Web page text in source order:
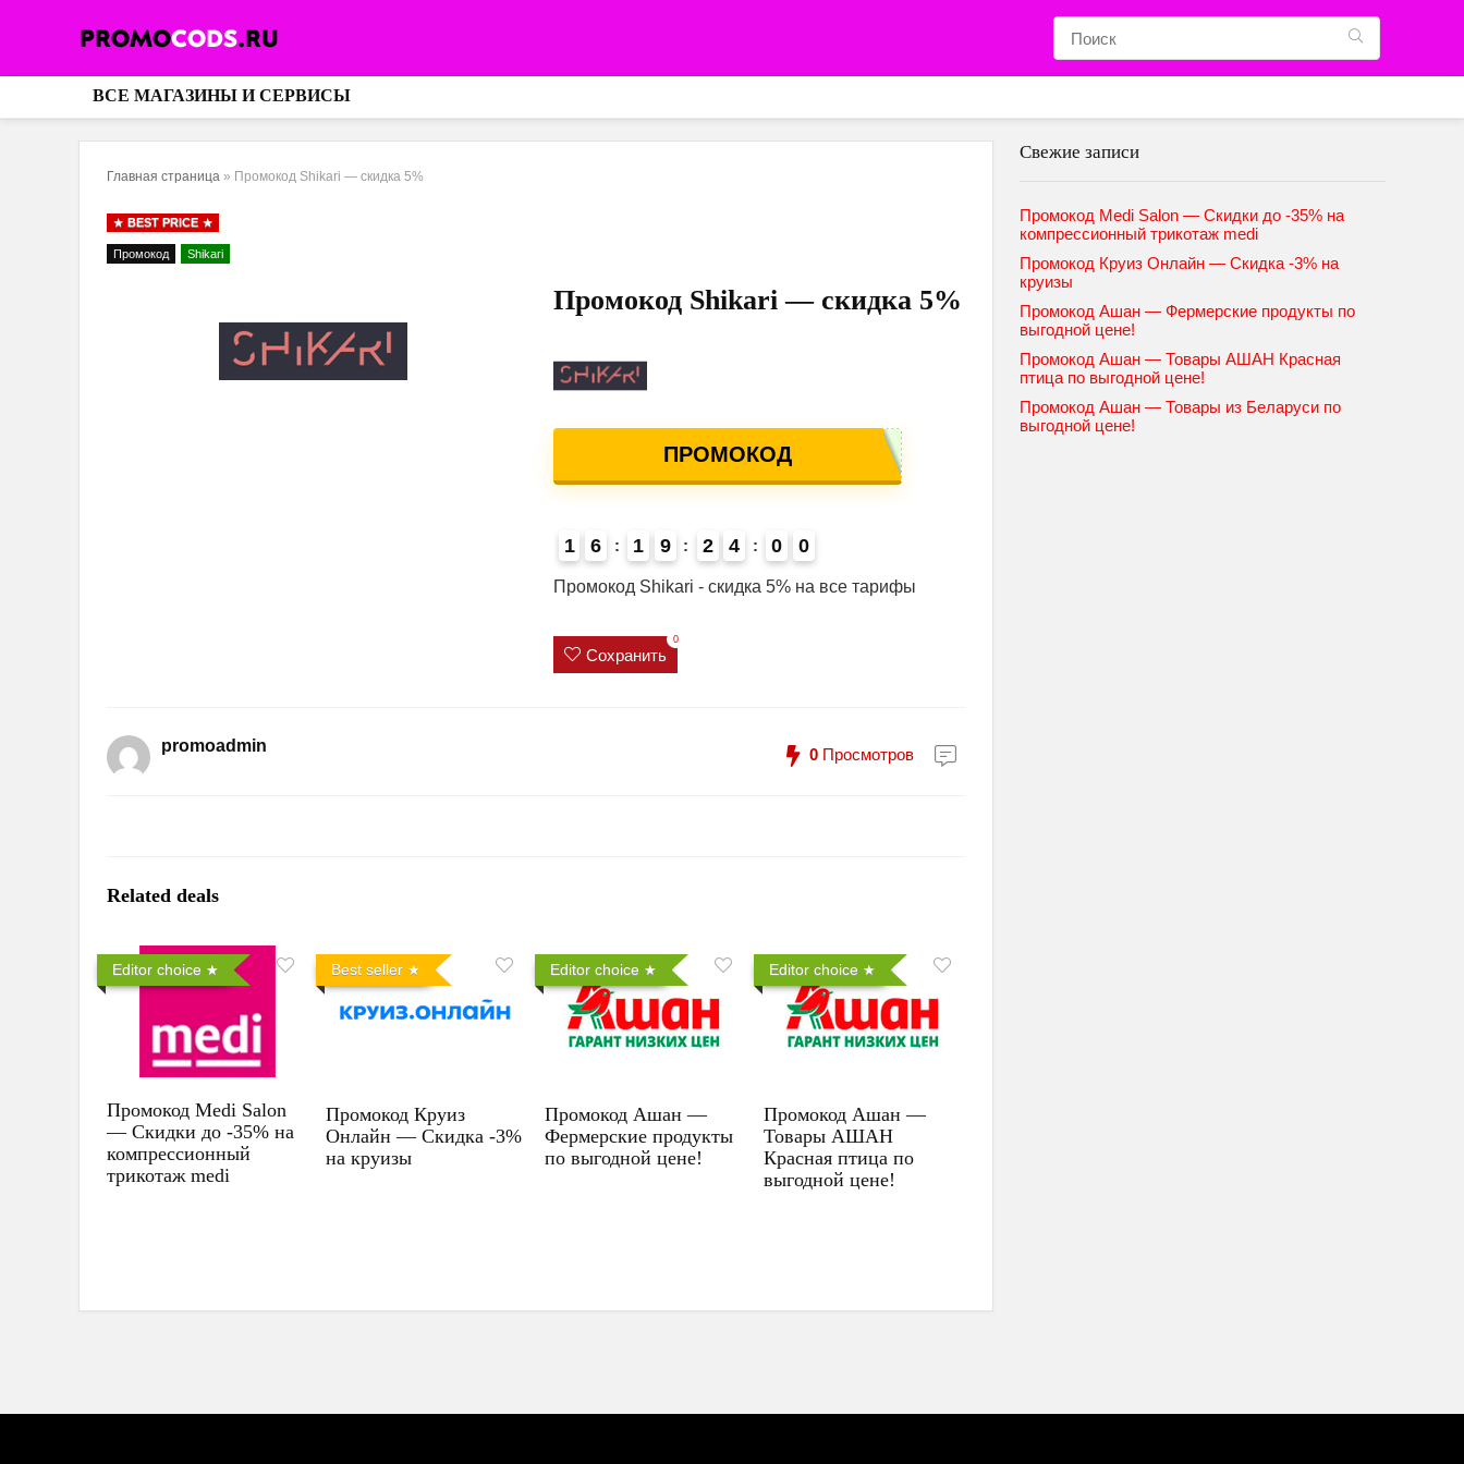
ВСЕ МАГАЗИНЫ И СЕРВИСЫ
Главная страница » Промокод Shikari — скидка 5%
BEST PRICE
Промокод Shikari
Промокод Shikari — скидка 5%
ПРОМОКОД
1
4
6 1 9 2 4 0 0
Промокод Shikari - скидка 5% на все тарифы
Сохранить
0
promoadmin 0 Просмотров
Related deals
Editor choice
Промокод Medi Salon
— Скидки до -35% на
компрессионный
трикотаж medi
Best seller
Промокод Круиз
Онлайн — Скидка -3%
на круизы
Editor choice
Промокод Ашан —
Фермерские продукты
по выгодной цене!
Editor choice
Промокод Ашан —
Товары АШАН
Красная птица по
выгодной цене!
Свежие записи
Промокод Medi Salon — Скидки до -35% на
компрессионный трикотаж medi
Промокод Круиз Онлайн — Скидка -3% на
круизы
Промокод Ашан — Фермерские продукты по
выгодной цене!
Промокод Ашан — Товары АШАН Красная
птица по выгодной цене!
Промокод Ашан — Товары из Беларуси по
выгодной цене!